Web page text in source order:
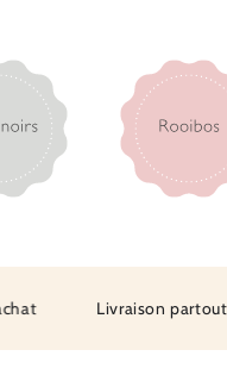
Livraison partout